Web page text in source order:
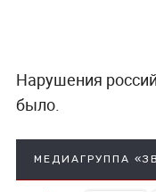
Нарушения
было.